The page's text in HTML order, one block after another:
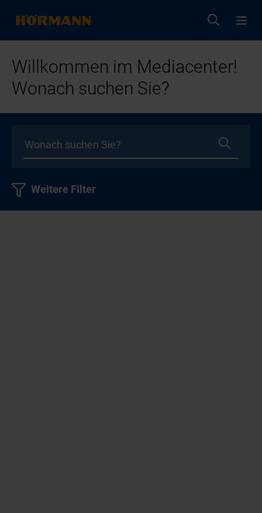
Willkommen im Mediacenter!
Wonach suchen Sie?
Weitere Filter